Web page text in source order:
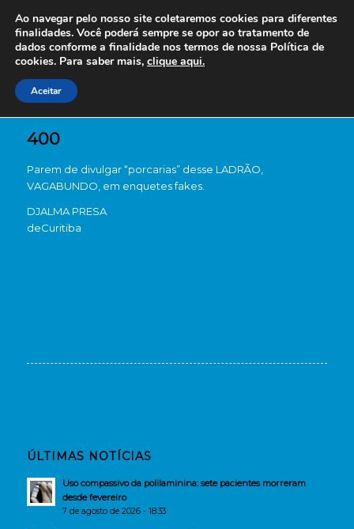
400
Parem de divulgar “porcarias” desse LADRÃO,
VAGABUNDO, em enquetes fakes.
DJALMA PRESA
deCuritiba
ÚLTIMAS NOTÍCIAS
Uso compassivo da polilaminina: sete pacientes morreram
desde fevereiro
7 de agosto de 2026 - 18:33
Ao navegar pelo nosso site coletaremos cookies para diferentes
finalidades. Você poderá sempre se opor ao tratamento de
dados conforme a finalidade nos termos de nossa Política de
cookies. Para saber mais, clique aqui.
Aceitar